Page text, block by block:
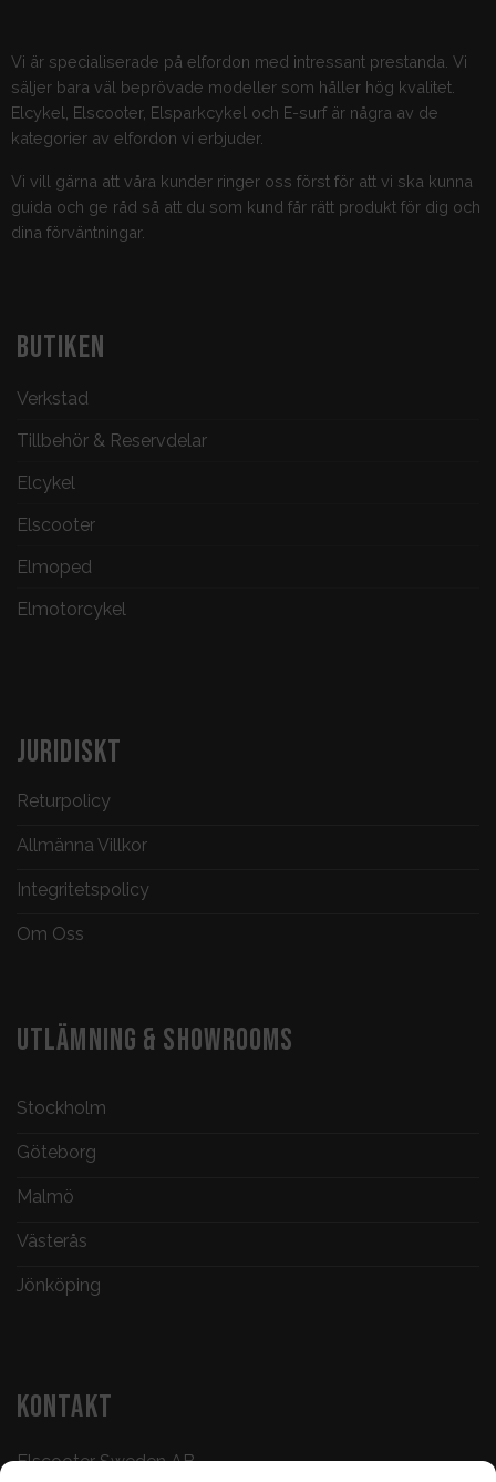
Vi är specialiserade på elfordon med intressant prestanda. Vi
säljer bara väl beprövade modeller som håller hög kvalitet.
Elcykel, Elscooter, Elsparkcykel och E-surf är några av de
kategorier av elfordon vi erbjuder.
Vi vill gärna att våra kunder ringer oss först för att vi ska kunna
guida och ge råd så att du som kund får rätt produkt för dig och
dina förväntningar.
BUTIKEN
Verkstad
Tillbehör & Reservdelar
Elcykel
Elscooter
Elmoped
Elmotorcykel
JURIDISKT
Returpolicy
Allmänna Villkor
Integritetspolicy
Om Oss
UTLÄMNING & SHOWROOMS
Stockholm
Göteborg
Malmö
Västerås
Jönköping
KONTAKT
Elscooter Sweden AB